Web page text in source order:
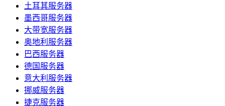
土耳其服务器
墨西哥服务器
大带宽服务器
奥地利服务器
巴西服务器
德国服务器
意大利服务器
挪威服务器
捷克服务器